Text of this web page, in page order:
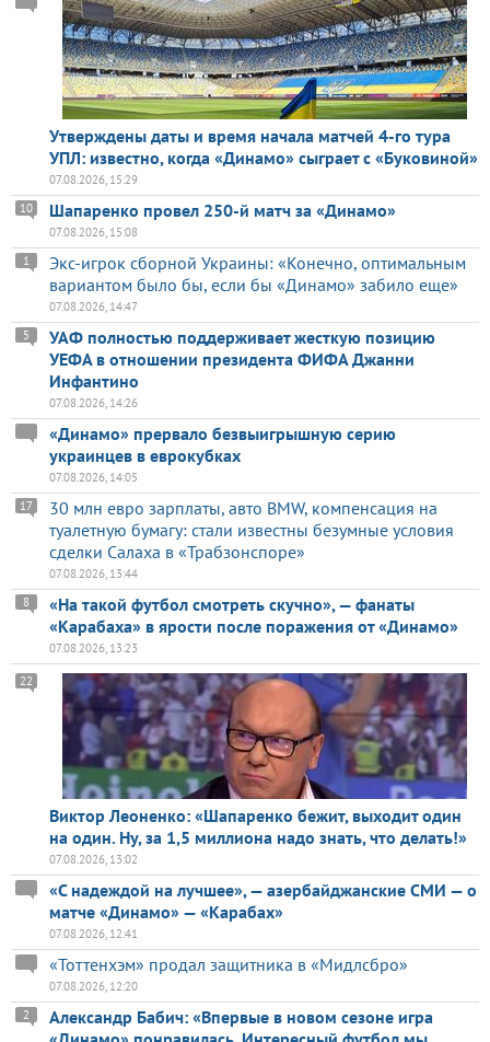
Утверждены даты и время начала матчей 4-го тура
УПЛ: известно, когда «Динамо» сыграет с «Буковиной»
07.08.2026, 15:29
Шапаренко провел 250-й матч за «Динамо»
10
07.08.2026, 15:08
Экс-игрок сборной Украины: «Конечно, оптимальным
вариантом было бы, если бы «Динамо» забило еще»
1
07.08.2026, 14:47
УАФ полностью поддерживает жесткую позицию
УЕФА в отношении президента ФИФА Джанни
Инфантино
5
07.08.2026, 14:26
«Динамо» прервало безвыигрышную серию
украинцев в еврокубках
07.08.2026, 14:05
30 млн евро зарплаты, авто BMW, компенсация на
туалетную бумагу: стали известны безумные условия
сделки Салаха в «Трабзонспоре»
17
07.08.2026, 13:44
«На такой футбол смотреть скучно», — фанаты
«Карабаха» в ярости после поражения от «Динамо»
8
07.08.2026, 13:23
Виктор Леоненко: «Шапаренко бежит, выходит один
на один. Ну, за 1,5 миллиона надо знать, что делать!»
22
07.08.2026, 13:02
«С надеждой на лучшее», — азербайджанские СМИ — о
матче «Динамо» — «Карабах»
07.08.2026, 12:41
«Тоттенхэм» продал защитника в «Мидлсбро»
07.08.2026, 12:20
Александр Бабич: «Впервые в новом сезоне игра
2